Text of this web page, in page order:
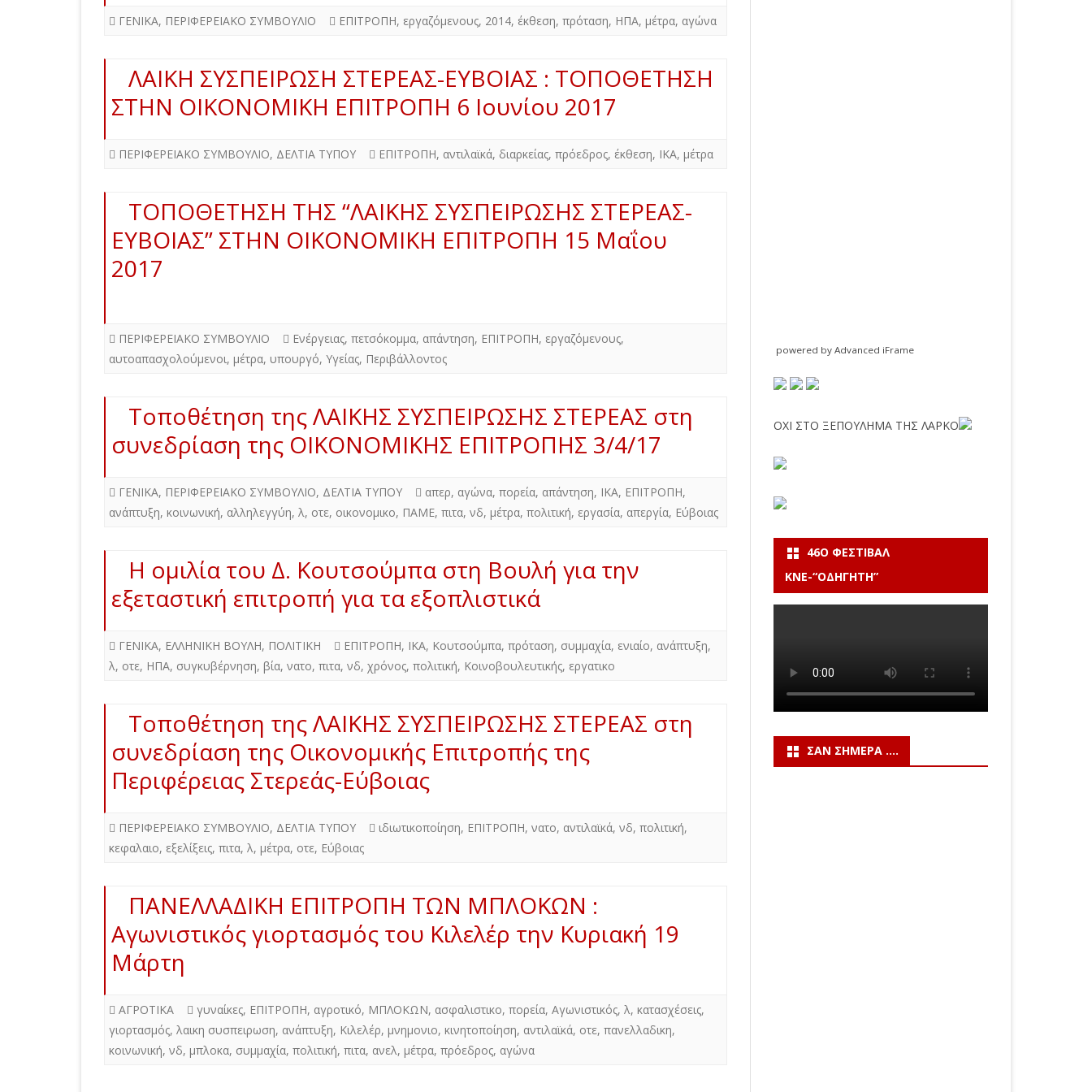
ΠΟΛΙΤΙΣΜΟΣ
ΑΘΛΗΤΙΣΜΟΣ
ΑΝΑΔΡΟΜΕΣ ΣΤΗΝ
ΓΕΝΙΚΑ, ΠΕΡΙΦΕΡΕΙΑΚΟ ΣΥΜΒΟΥΛΙΟ ΕΠΙΤΡΟΠΗ, εργαζόμενους, 2014, έκθεση, πρόταση, ΗΠΑ, μέτρα, αγώνα
ΛΑΙΚΗ ΣΥΣΠΕΙΡΩΣΗ ΣΤΕΡΕΑΣ-ΕΥΒΟΙΑΣ : ΤΟΠΟΘΕΤΗΣΗ
ΣΤΗΝ ΟΙΚΟΝΟΜΙΚΗ ΕΠΙΤΡΟΠΗ 6 Ιουνίου 2017
ΠΕΡΙΦΕΡΕΙΑΚΟ ΣΥΜΒΟΥΛΙΟ, ΔΕΛΤΙΑ ΤΥΠΟΥ ΕΠΙΤΡΟΠΗ, αντιλαϊκά, διαρκείας, πρόεδρος, έκθεση, ΙΚΑ, μέτρα
ΤΟΠΟΘΕΤΗΣΗ ΤΗΣ “ΛΑΙΚΗΣ ΣΥΣΠΕΙΡΩΣΗΣ ΣΤΕΡΕΑΣ-
ΕΥΒΟΙΑΣ” ΣΤΗΝ ΟΙΚΟΝΟΜΙΚΗ ΕΠΙΤΡΟΠΗ 15 Μαΐου
2017
ΠΕΡΙΦΕΡΕΙΑΚΟ ΣΥΜΒΟΥΛΙΟ Ενέργειας, πετσόκομμα, απάντηση, ΕΠΙΤΡΟΠΗ, εργαζόμενους,
αυτοαπασχολούμενοι, μέτρα, υπουργό, Υγείας, Περιβάλλοντος
Τοποθέτηση της ΛΑΙΚΗΣ ΣΥΣΠΕΙΡΩΣΗΣ ΣΤΕΡΕΑΣ στη
συνεδρίαση της ΟΙΚΟΝΟΜΙΚΗΣ ΕΠΙΤΡΟΠΗΣ 3/4/17
ΓΕΝΙΚΑ, ΠΕΡΙΦΕΡΕΙΑΚΟ ΣΥΜΒΟΥΛΙΟ, ΔΕΛΤΙΑ ΤΥΠΟΥ απερ, αγώνα, πορεία, απάντηση, ΙΚΑ, ΕΠΙΤΡΟΠΗ,
ανάπτυξη, κοινωνική, αλληλεγγύη, λ, οτε, οικονομικο, ΠΑΜΕ, πιτα, νδ, μέτρα, πολιτική, εργασία, απεργία, Εύβοιας
Η ομιλία του Δ. Κουτσούμπα στη Βουλή για την
εξεταστική επιτροπή για τα εξοπλιστικά
ΓΕΝΙΚΑ, ΕΛΛΗΝΙΚΗ ΒΟΥΛΗ, ΠΟΛΙΤΙΚΗ ΕΠΙΤΡΟΠΗ, ΙΚΑ, Κουτσούμπα, πρόταση, συμμαχία, ενιαίο, ανάπτυξη,
λ, οτε, ΗΠΑ, συγκυβέρνηση, βία, νατο, πιτα, νδ, χρόνος, πολιτική, Κοινοβουλευτικής, εργατικο
Τοποθέτηση της ΛΑΙΚΗΣ ΣΥΣΠΕΙΡΩΣΗΣ ΣΤΕΡΕΑΣ στη
συνεδρίαση της Οικονομικής Επιτροπής της
Περιφέρειας Στερεάς-Εύβοιας
ΠΕΡΙΦΕΡΕΙΑΚΟ ΣΥΜΒΟΥΛΙΟ, ΔΕΛΤΙΑ ΤΥΠΟΥ ιδιωτικοποίηση, ΕΠΙΤΡΟΠΗ, νατο, αντιλαϊκά, νδ, πολιτική,
κεφαλαιο, εξελίξεις, πιτα, λ, μέτρα, οτε, Εύβοιας
ΠΑΝΕΛΛΑΔΙΚΗ ΕΠΙΤΡΟΠΗ ΤΩΝ ΜΠΛΟΚΩΝ :
Αγωνιστικός γιορτασμός του Κιλελέρ την Κυριακή 19
Μάρτη
ΑΓΡΟΤΙΚΑ γυναίκες, ΕΠΙΤΡΟΠΗ, αγροτικό, ΜΠΛΟΚΩΝ, ασφαλιστικο, πορεία, Αγωνιστικός, λ, κατασχέσεις,
γιορτασμός, λαικη συσπειρωση, ανάπτυξη, Κιλελέρ, μνημονιο, κινητοποίηση, αντιλαϊκά, οτε, πανελλαδικη,
κοινωνική, νδ, μπλοκα, συμμαχία, πολιτική, πιτα, ανελ, μέτρα, πρόεδρος, αγώνα
powered by Advanced iFrame
ΟΧΙ ΣΤΟ ΞΕΠΟΥΛΗΜΑ ΤΗΣ ΛΑΡΚΟ
46Ο ΦΕΣΤΙΒΆΛ
ΚΝΕ-“ΟΔΗΓΗΤΗ”
ΣΑΝ ΣΉΜΕΡΑ ….